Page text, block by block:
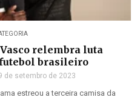
relembra luta
brasileiro
de setembro de 2023
estreou a terceira camisa da